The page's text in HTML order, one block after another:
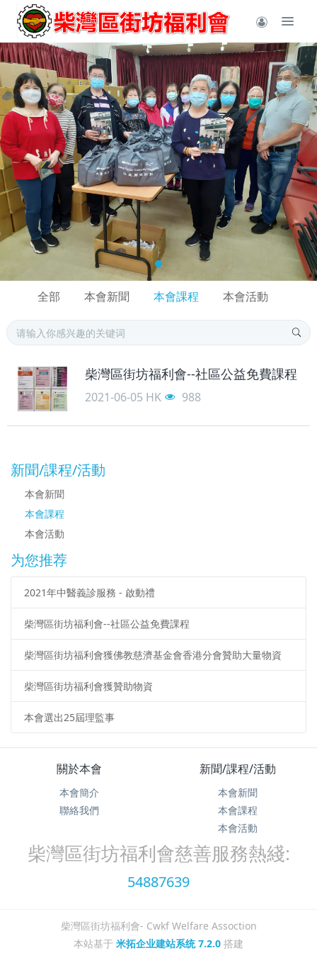
全部 本會新聞 本會課程 本會活動
柴灣區街坊福利會--社區公益免費課程
2021-06-05 HK 988
新聞/課程/活動
本會新聞
本會課程
本會活動
为您推荐
2021年中醫義診服務 - 啟動禮
柴灣區街坊福利會--社區公益免費課程
柴灣區街坊福利會獲佛教慈濟基金會香港分會贊助大量物資
柴灣區街坊福利會獲贊助物資
本會選出25屆理監事
關於本會
本會簡介
聯絡我們
新聞/課程/活動
本會新聞
本會課程
本會活動
柴灣區街坊福利會慈善服務熱綫:
54887639
柴灣區街坊福利會- Cwkf Welfare Assoction
本站基于 米拓企业建站系统 7.2.0 搭建